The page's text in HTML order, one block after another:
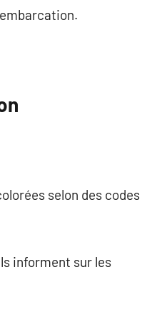
selon des codes
informent sur les